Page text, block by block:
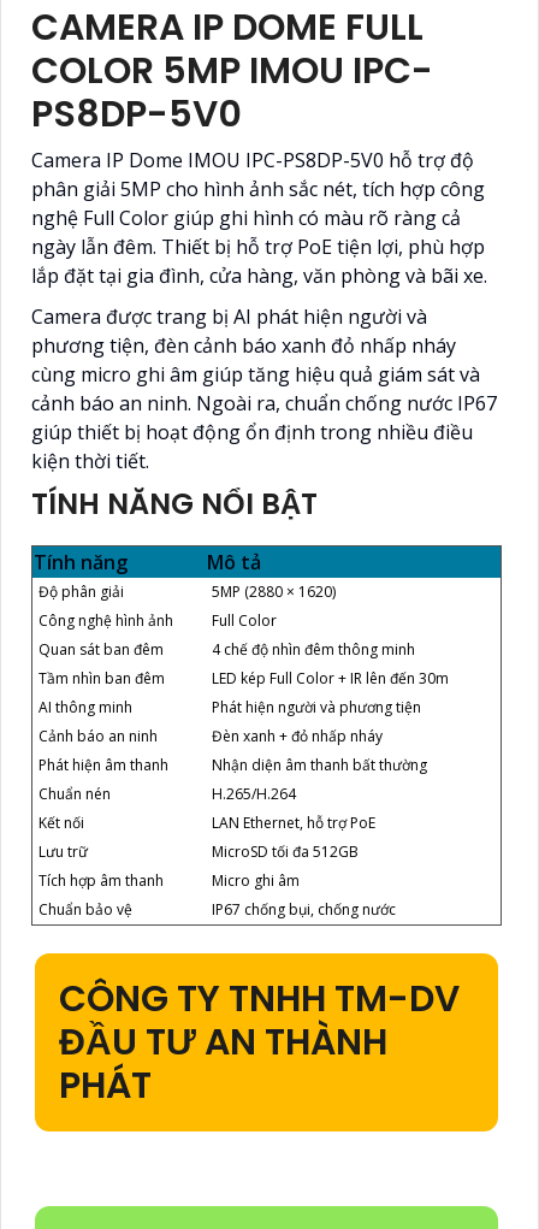
CAMERA IP DOME FULL
COLOR 5MP IMOU IPC-
PS8DP-5V0
Camera IP Dome IMOU IPC-PS8DP-5V0 hỗ trợ độ
phân giải 5MP cho hình ảnh sắc nét, tích hợp công
nghệ Full Color giúp ghi hình có màu rõ ràng cả
ngày lẫn đêm. Thiết bị hỗ trợ PoE tiện lợi, phù hợp
lắp đặt tại gia đình, cửa hàng, văn phòng và bãi xe.
Camera được trang bị AI phát hiện người và
phương tiện, đèn cảnh báo xanh đỏ nhấp nháy
cùng micro ghi âm giúp tăng hiệu quả giám sát và
cảnh báo an ninh. Ngoài ra, chuẩn chống nước IP67
giúp thiết bị hoạt động ổn định trong nhiều điều
kiện thời tiết.
TÍNH NĂNG NỔI BẬT
Tính năng Mô tả
Độ phân giải
5MP (2880 × 1620)
Công nghệ hình ảnh
Full Color
Quan sát ban đêm
4 chế độ nhìn đêm thông minh
Tầm nhìn ban đêm
LED kép Full Color + IR lên đến 30m
AI thông minh
Phát hiện người và phương tiện
Cảnh báo an ninh
Đèn xanh + đỏ nhấp nháy
Phát hiện âm thanh
Nhận diện âm thanh bất thường
Chuẩn nén
H.265/H.264
Kết nối
LAN Ethernet, hỗ trợ PoE
Lưu trữ
MicroSD tối đa 512GB
Tích hợp âm thanh
Micro ghi âm
Chuẩn bảo vệ
IP67 chống bụi, chống nước
CÔNG TY TNHH TM-DV
ĐẦU TƯ AN THÀNH
PHÁT